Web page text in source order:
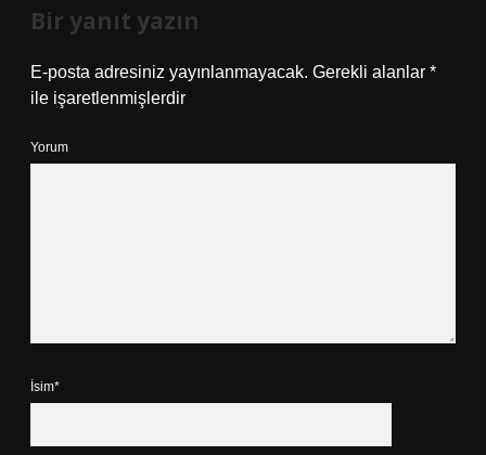
Bir yanıt yazın
E-posta adresiniz yayınlanmayacak. Gerekli alanlar *
ile işaretlenmişlerdir
Yorum
İsim*